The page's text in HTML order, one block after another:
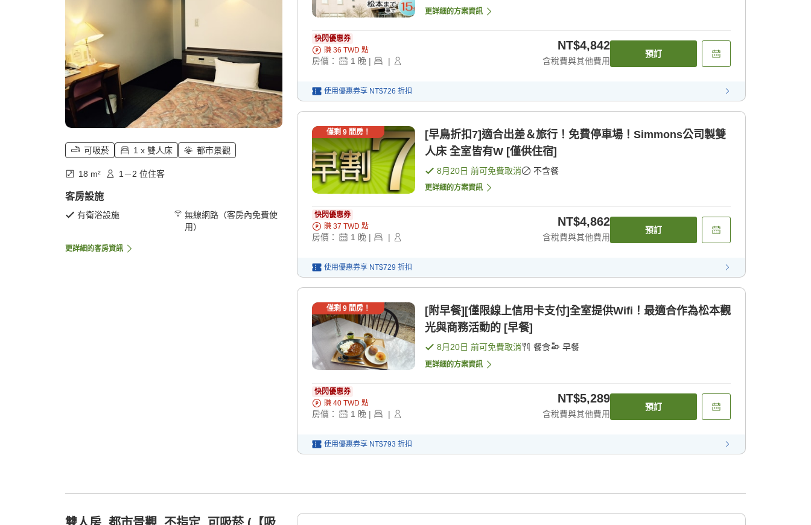
可吸菸 1 x 雙人床 都市景觀
18 m² 1－2 位住客
客房設施
有衛浴設施
無線網路（客房內免費使
用）
更詳細的客房資訊
更詳細的方案資訊
快閃優惠券
賺 36 TWD 點
房價： 1 晚 | |
NT$4,842
含稅費與其他費用
預訂
使用優惠券享 NT$726 折扣
僅剩 9間房！
[早鳥折扣7]適合出差＆旅行！免費停車場！Simmons公司製雙
人床 全室皆有W [僅供住宿]
8月20日 前可免費取消 不含餐
更詳細的方案資訊
快閃優惠券
賺 37 TWD 點
房價： 1 晚 | |
NT$4,862
含稅費與其他費用
預訂
使用優惠券享 NT$729 折扣
僅剩 9間房！
[附早餐][僅限線上信用卡支付]全室提供Wifi！最適合作為松本觀
光與商務活動的 [早餐]
8月20日 前可免費取消 餐食 早餐
更詳細的方案資訊
快閃優惠券
賺 40 TWD 點
房價： 1 晚 | |
NT$5,289
含稅費與其他費用
預訂
使用優惠券享 NT$793 折扣